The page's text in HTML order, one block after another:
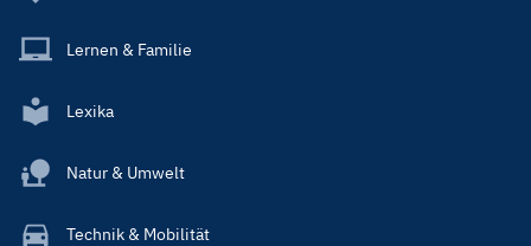
Lernen & Familie
Lexika
Natur & Umwelt
Technik & Mobilität